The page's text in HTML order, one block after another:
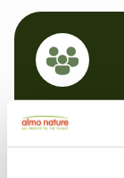
Il
Le Consiglio